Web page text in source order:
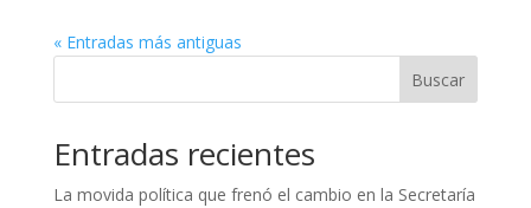
« Entradas más antiguas
Buscar
Entradas recientes
La movida política que frenó el cambio en la Secretaría